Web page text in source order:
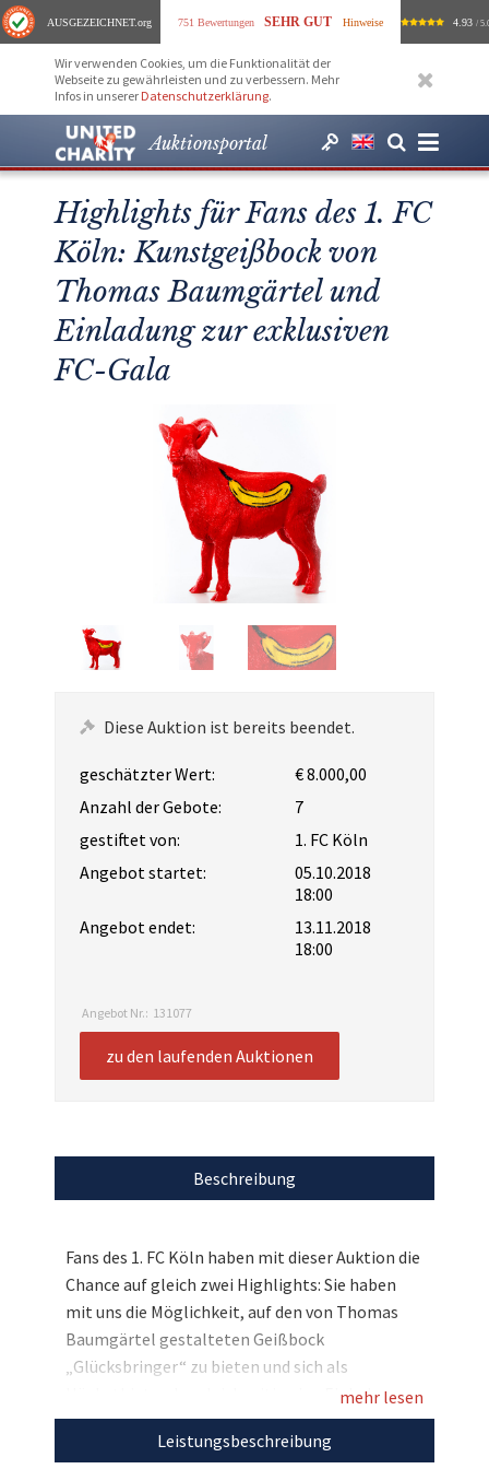
AUSGEZEICHNET.org 751 Bewertungen SEHR GUT Hinweise 4.93 /
Wir verwenden Cookies, um die Funktionalität der
Webseite zu gewährleisten und zu verbessern. Mehr
Infos in unserer Datenschutzerklärung.
Auktionsportal
Highlights für Fans des 1. FC
Köln: Kunstgeißbock von
Thomas Baumgärtel und
Einladung zur exklusiven
FC-Gala
Diese Auktion ist bereits beendet.
geschätzter Wert:
€ 8.000,00
Anzahl der Gebote:
7
gestiftet von:
1. FC Köln
Angebot startet:
05.10.2018
18:00
Angebot endet:
13.11.2018
18:00
Angebot Nr.: 131077
zu den laufenden Auktionen
Beschreibung
Fans des 1. FC Köln haben mit dieser Auktion die
Chance auf gleich zwei Highlights: Sie haben
mit uns die Möglichkeit, auf den von Thomas
Baumgärtel gestalteten Geißbock
„Glücksbringer“ zu bieten und sich als
Höchstbietender gleichzeitig eine Einladung
für zwei zur exklusiven FC-Gala am 17.
November zu sichern, auf der der 1. FC Köln mit
mehr lesen
Leistungsbeschreibung